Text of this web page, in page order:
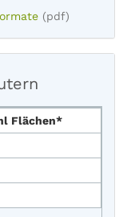
(pdf)
Flächen*